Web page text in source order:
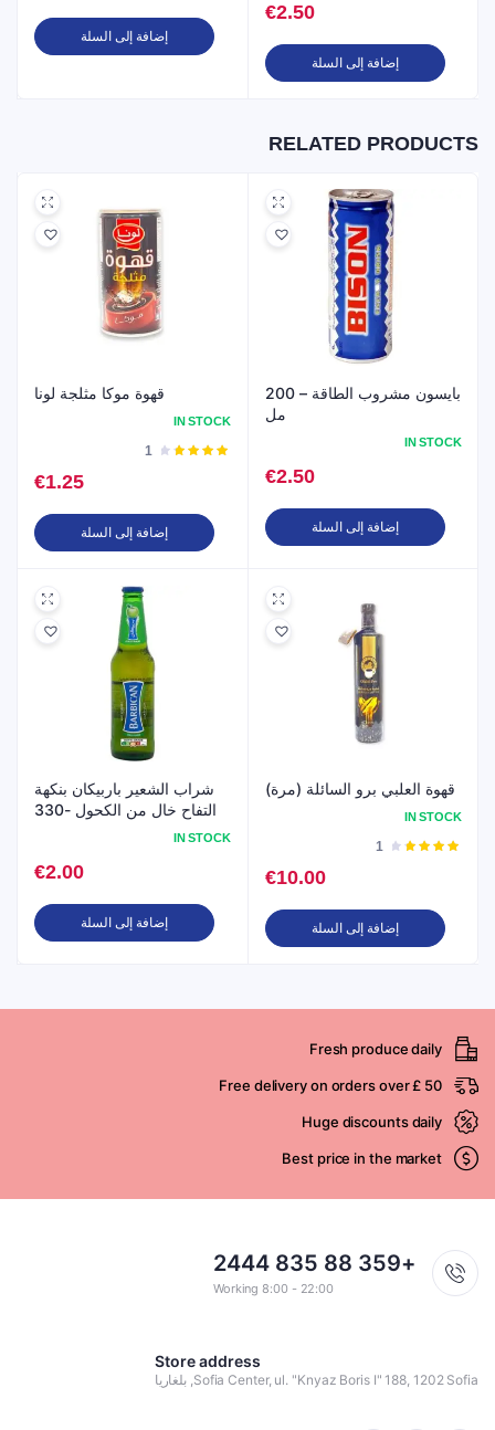
€2.50
إضافة إلى السلة
إضافة إلى السلة
RELATED PRODUCTS
بايسون مشروب الطاقة – 200
مل
IN STOCK
€2.50
إضافة إلى السلة
قهوة موكا مثلجة لونا
IN STOCK
تم1
€1.25
إضافة إلى السلة
قهوة العلبي برو السائلة (مرة)
IN STOCK
تم1
€10.00
إضافة إلى السلة
شراب الشعير باربيكان بنكهة
التفاح خال من الكحول -330
IN STOCK
€2.00
إضافة إلى السلة
Fresh produce daily
Free delivery on orders over £ 50
Huge discounts daily
Best price in the market
+359 88 835 2444
Working 8:00 - 22:00
Store address
Sofia Center, ul. "Knyaz Boris I" 188, 1202 Sofia, بلغاريا